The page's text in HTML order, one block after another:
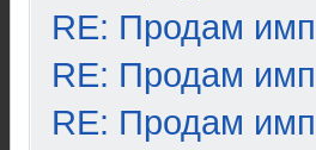
RE: Продам
RE: Продам
RE: Продам